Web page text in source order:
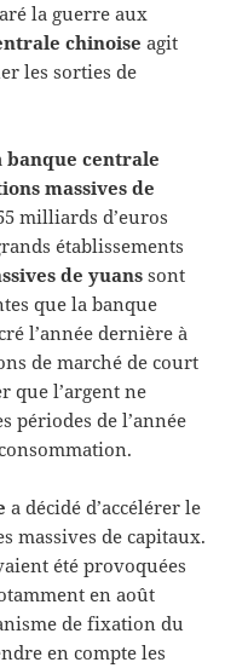
la guerre aux
chinoise agit
les sorties de
banque centrale
massives de
milliards d’euros
établissements
de yuans sont
que la banque
l’année dernière à
de marché de court
que l’argent ne
périodes de l’année
a décidé d’accélérer le
massives de capitaux.
été provoquées
en août
de fixation du
en compte les